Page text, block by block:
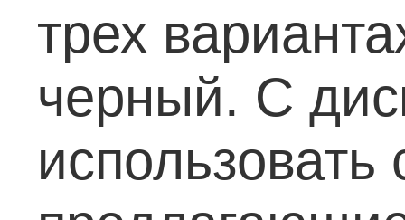
трех
черный. С
использовать